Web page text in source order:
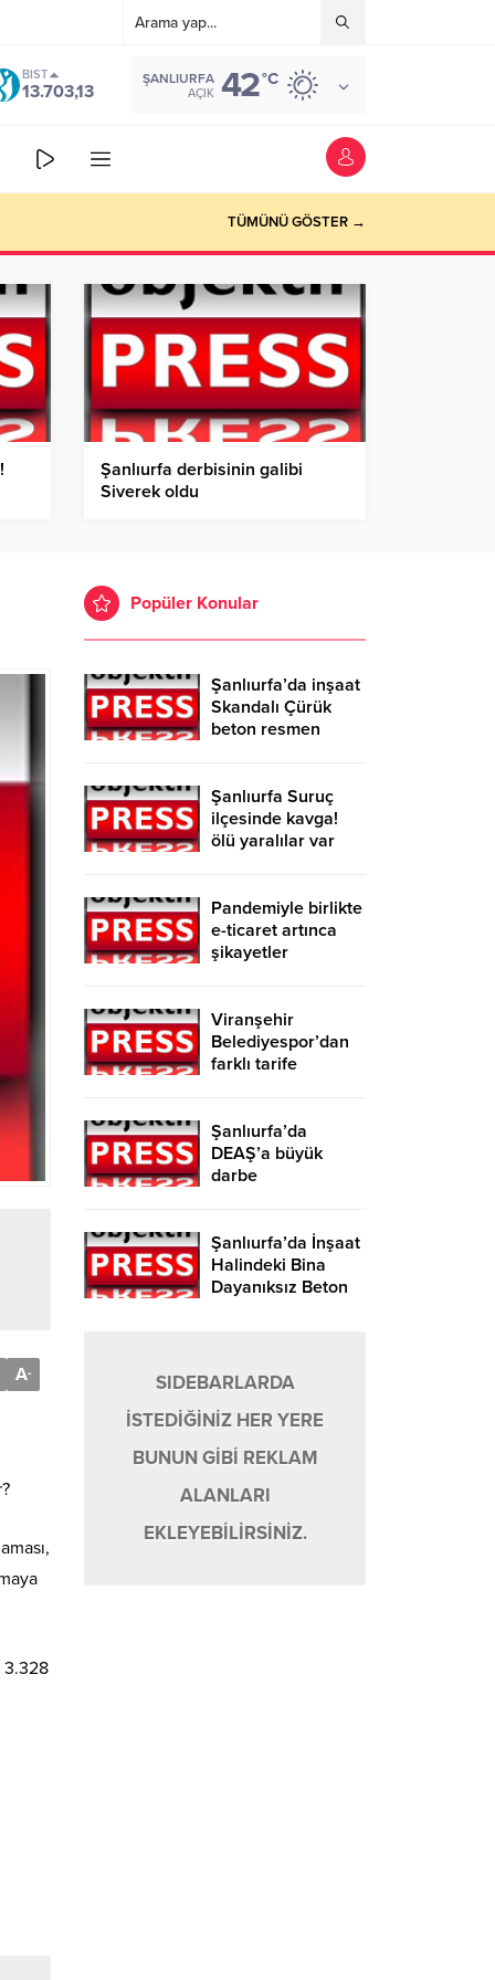
BIST
13.703,13
ŞANLIURFA
AÇIK 42°C
TÜMÜNÜ GÖSTER →
Şanlıurfa derbisinin galibi
Siverek oldu
A-
3.328
Popüler Konular
Şanlıurfa’da inşaat
Skandalı Çürük
beton resmen
Şanlıurfa Suruç
ilçesinde kavga!
ölü yaralılar var
Pandemiyle birlikte
e-ticaret artınca
şikayetler
Viranşehir
Belediyespor’dan
farklı tarife
Şanlıurfa’da
DEAŞ’a büyük
darbe
Şanlıurfa’da İnşaat
Halindeki Bina
Dayanıksız Beton
SIDEBARLARDA
İSTEDİĞİNİZ HER YERE
BUNUN GİBİ REKLAM
ALANLARI
EKLEYEBİLİRSİNİZ.